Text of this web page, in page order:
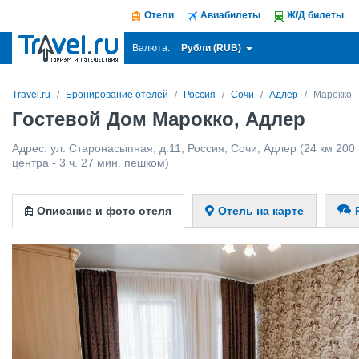
Отели Авиабилеты Ж/Д билеты
Валюта: Рубли (RUB)
Travel.ru Бронирование отелей Россия Сочи Адлер Марокко
Гостевой Дом Марокко, Адлер
Адрес: ул. Старонасыпная, д.11 Россия Сочи Адлер (24 км 200
центра - 3 ч. 27 мин. пешком)
Описание и фото отеля Отель на карте